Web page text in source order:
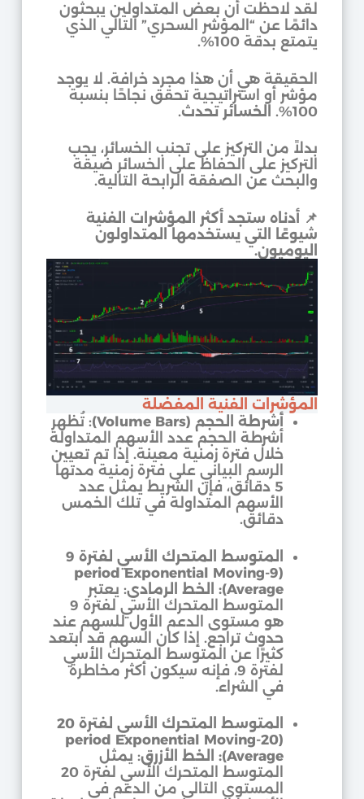
لقد لاحظت أن بعض المتداولين يبحثون
دائمًا عن “المؤشر السحري” التالي الذي
يتمتع بدقة 100%.
الحقيقة هي أن هذا مجرد خرافة. لا يوجد
مؤشر أو استراتيجية تحقق نجاحًا بنسبة
100%.
الخسائر تحدث.
بدلاً من التركيز على تجنب الخسائر، يجب
التركيز على الحفاظ على الخسائر ضيقة
والبحث عن الصفقة الرابحة التالية.
📌 أدناه ستجد أكثر المؤشرات الفنية
شيوعًا التي يستخدمها المتداولون
اليوميون.
المؤشرات الفنية المفضلة
أشرطة الحجم (Volume Bars)
: تُظهر
أشرطة الحجم عدد الأسهم المتداولة
خلال فترة زمنية معينة. إذا تم تعيين
الرسم البياني على فترة زمنية مدتها
5 دقائق، فإن الشريط يمثل عدد
الأسهم المتداولة في تلك الخمس
دقائق.
المتوسط المتحرك الأسي لفترة 9
(9-period Exponential Moving
Average): الخط الرمادي
: يعتبر
المتوسط المتحرك الأسي لفترة 9
هو مستوى الدعم الأول للسهم عند
حدوث تراجع. إذا كان السهم قد ابتعد
كثيرًا عن المتوسط المتحرك الأسي
لفترة 9، فإنه سيكون أكثر مخاطرة
في الشراء.
المتوسط المتحرك الأسي لفترة 20
(20-period Exponential Moving
Average): الخط الأزرق
: يمثل
المتوسط المتحرك الأسي لفترة 20
المستوى التالي من الدعم في